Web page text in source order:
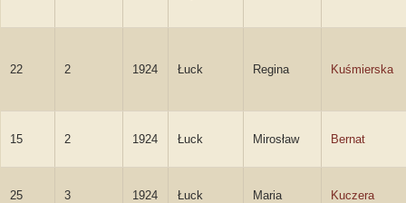
22 2 1924 Łuck Regina Kuśmierska
15 2 1924 Łuck Mirosław Bernat
25 3 1924 Łuck Maria Kuczera